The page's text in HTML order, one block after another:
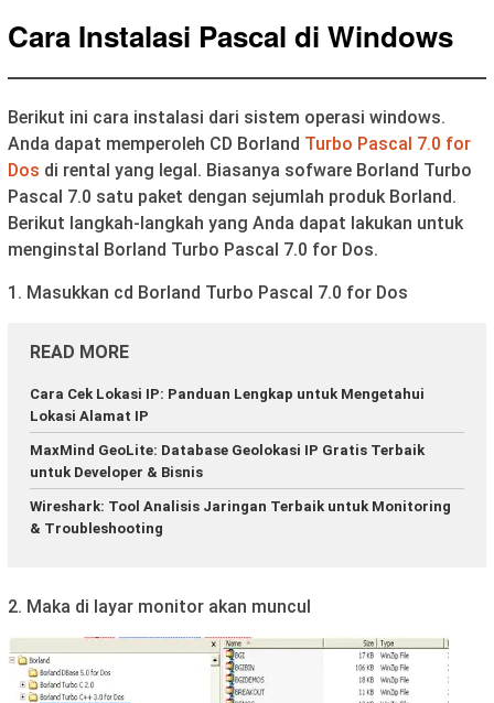
Cara Instalasi Pascal di Windows
Berikut ini cara instalasi dari sistem operasi windows.
Anda dapat memperoleh CD Borland Turbo Pascal 7.0 for
Dos di rental yang legal. Biasanya sofware Borland Turbo
Pascal 7.0 satu paket dengan sejumlah produk Borland.
Berikut langkah-langkah yang Anda dapat lakukan untuk
menginstal Borland Turbo Pascal 7.0 for Dos.
1. Masukkan cd Borland Turbo Pascal 7.0 for Dos
READ MORE
Cara Cek Lokasi IP: Panduan Lengkap untuk Mengetahui
Lokasi Alamat IP
MaxMind GeoLite: Database Geolokasi IP Gratis Terbaik
untuk Developer & Bisnis
Wireshark: Tool Analisis Jaringan Terbaik untuk Monitoring
& Troubleshooting
2. Maka di layar monitor akan muncul